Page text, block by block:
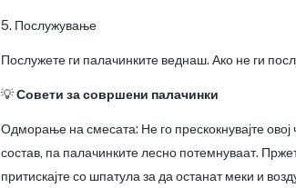
5. Послужување
Послужете ги палачинките веднаш. Ако не ги
💡Совети за совршени палачинки
Одморање на смесата: Не го прескокнувајте
состав, па палачинките лесно потемнуваат.
притискајте со шпатула за да останат меки и